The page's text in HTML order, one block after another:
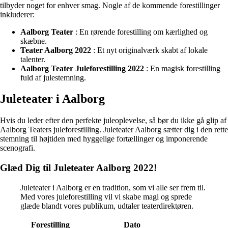
tilbyder noget for enhver smag. Nogle af de kommende forestillinger
inkluderer:
Aalborg Teater : En rørende forestilling om kærlighed og
skæbne.
Teater Aalborg 2022 : Et nyt originalværk skabt af lokale
talenter.
Aalborg Teater Juleforestilling 2022 : En magisk forestilling
fuld af julestemning.
Juleteater i Aalborg
Hvis du leder efter den perfekte juleoplevelse, så bør du ikke gå glip af
Aalborg Teaters juleforestilling. Juleteater Aalborg sætter dig i den rette
stemning til højtiden med hyggelige fortællinger og imponerende
scenografi.
Glæd Dig til Juleteater Aalborg 2022!
Juleteater i Aalborg er en tradition, som vi alle ser frem til.
Med vores juleforestilling vil vi skabe magi og sprede
glæde blandt vores publikum, udtaler teaterdirektøren.
Forestilling Dato